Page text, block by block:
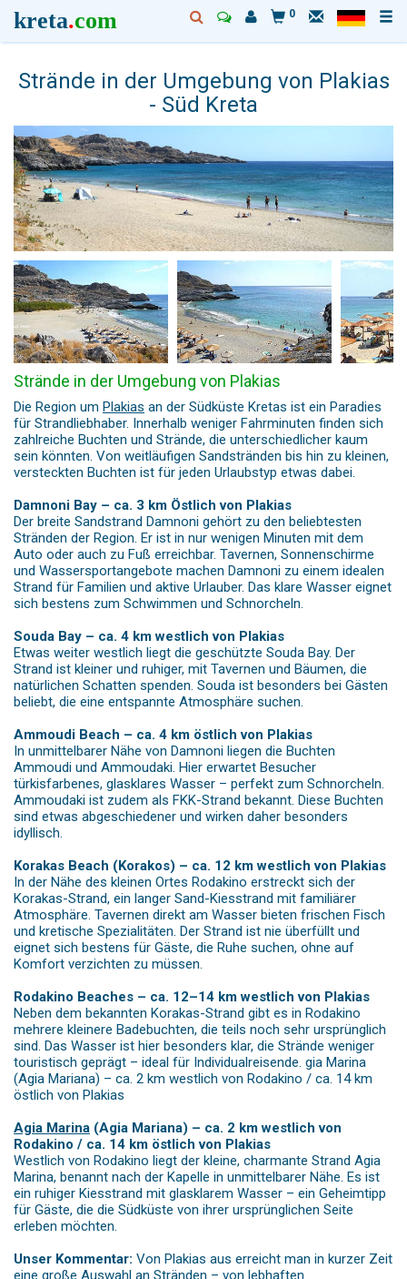
kreta.com 0
Strände in der Umgebung von Plakias
- Süd Kreta
Strände in der Umgebung von Plakias
Die Region um Plakias an der Südküste Kretas ist ein Paradies
für Strandliebhaber. Innerhalb weniger Fahrminuten finden sich
zahlreiche Buchten und Strände, die unterschiedlicher kaum
sein könnten. Von weitläufigen Sandstränden bis hin zu kleinen,
versteckten Buchten ist für jeden Urlaubstyp etwas dabei.
Damnoni Bay – ca. 3 km Östlich von Plakias
Der breite Sandstrand Damnoni gehört zu den beliebtesten
Stränden der Region. Er ist in nur wenigen Minuten mit dem
Auto oder auch zu Fuß erreichbar. Tavernen, Sonnenschirme
und Wassersportangebote machen Damnoni zu einem idealen
Strand für Familien und aktive Urlauber. Das klare Wasser eignet
sich bestens zum Schwimmen und Schnorcheln.
Souda Bay – ca. 4 km westlich von Plakias
Etwas weiter westlich liegt die geschützte Souda Bay. Der
Strand ist kleiner und ruhiger, mit Tavernen und Bäumen, die
natürlichen Schatten spenden. Souda ist besonders bei Gästen
beliebt, die eine entspannte Atmosphäre suchen.
Ammoudi Beach – ca. 4 km östlich von Plakias
In unmittelbarer Nähe von Damnoni liegen die Buchten
Ammoudi und Ammoudaki. Hier erwartet Besucher
türkisfarbenes, glasklares Wasser – perfekt zum Schnorcheln.
Ammoudaki ist zudem als FKK-Strand bekannt. Diese Buchten
sind etwas abgeschiedener und wirken daher besonders
idyllisch.
Korakas Beach (Korakos) – ca. 12 km westlich von Plakias
In der Nähe des kleinen Ortes Rodakino erstreckt sich der
Korakas-Strand, ein langer Sand-Kiesstrand mit familiärer
Atmosphäre. Tavernen direkt am Wasser bieten frischen Fisch
und kretische Spezialitäten. Der Strand ist nie überfüllt und
eignet sich bestens für Gäste, die Ruhe suchen, ohne auf
Komfort verzichten zu müssen.
Rodakino Beaches – ca. 12–14 km westlich von Plakias
Neben dem bekannten Korakas-Strand gibt es in Rodakino
mehrere kleinere Badebuchten, die teils noch sehr ursprünglich
sind. Das Wasser ist hier besonders klar, die Strände weniger
touristisch geprägt – ideal für Individualreisende. gia Marina
(Agia Mariana) – ca. 2 km westlich von Rodakino / ca. 14 km
östlich von Plakias
Agia Marina (Agia Mariana) – ca. 2 km westlich von
Rodakino / ca. 14 km östlich von Plakias
Westlich von Rodakino liegt der kleine, charmante Strand Agia
Marina, benannt nach der Kapelle in unmittelbarer Nähe. Es ist
ein ruhiger Kiesstrand mit glasklarem Wasser – ein Geheimtipp
für Gäste, die die Südküste von ihrer ursprünglichen Seite
erleben möchten.
Unser Kommentar: Von Plakias aus erreicht man in kurzer Zeit
eine große Auswahl an Stränden – von lebhaften